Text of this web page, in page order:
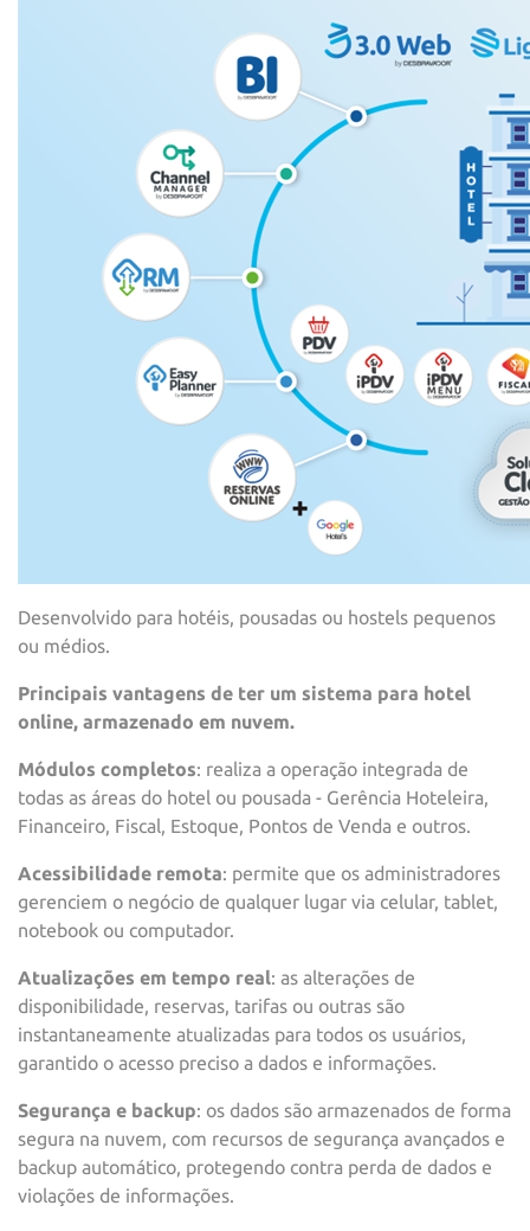
Desenvolvido para hotéis, pousadas ou hostels pequenos
ou médios.
Principais vantagens de ter um sistema para hotel
online, armazenado em nuvem.
Módulos completos: realiza a operação integrada de
todas as áreas do hotel ou pousada - Gerência Hoteleira,
Financeiro, Fiscal, Estoque, Pontos de Venda e outros.
Acessibilidade remota: permite que os administradores
gerenciem o negócio de qualquer lugar via celular, tablet,
notebook ou computador.
Atualizações em tempo real: as alterações de
disponibilidade, reservas, tarifas ou outras são
instantaneamente atualizadas para todos os usuários,
garantido o acesso preciso a dados e informações.
Segurança e backup: os dados são armazenados de forma
segura na nuvem, com recursos de segurança avançados e
backup automático, protegendo contra perda de dados e
violações de informações.